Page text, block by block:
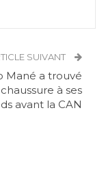
SUIVANT
Mané a trouvé
à ses
avant la CAN